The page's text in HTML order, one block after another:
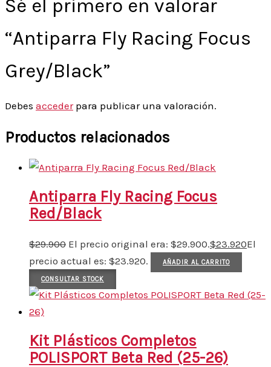
Sé el primero en valorar
“Antiparra Fly Racing Focus
Grey/Black”
Debes accederpara publicar una valoración.
Productos relacionados
Antiparra Fly Racing Focus
Red/Black
$29.900 El precio original era: $29.900.$23.920El
precio actual es: $23.920.
AÑADIR AL CARRITO
CONSULTAR STOCK
Kit Plásticos Completos
POLISPORT Beta Red (25-26)